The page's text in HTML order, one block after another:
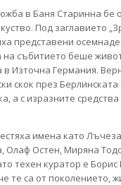
в Баня Старинна бе
Под заглавието
представени
на събитието беше
Източна Германия.
скок през Берлинската
а с изразните
имена като
Олаф Остен, Миряна
техен куратор е Борис
те са от поколението,